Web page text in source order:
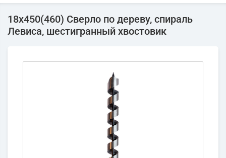
18х450(460) Cверло по дереву, спираль
Левиса, шестигранный хвостовик